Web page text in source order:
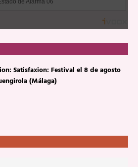
Satisfaxion: Festival el 8 de agosto
(Málaga)